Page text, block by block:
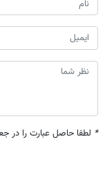
* لطفا حاصل عبارت را در